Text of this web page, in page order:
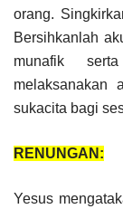
orang.
Bersihkanlah
munafik
melaksanakan
sukacita bagi
RENUNGAN:
Yesus